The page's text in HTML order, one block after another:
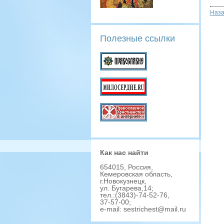
Полезные ссылки
Как наc найти
654015, Роccия,
Кемеровcкая облаcть,
г.Новокузнецк,
ул. Бугарева,14;
тел.:(3843)-74-52-76,
37-57-00;
e-mail: sestrichest@mail.ru